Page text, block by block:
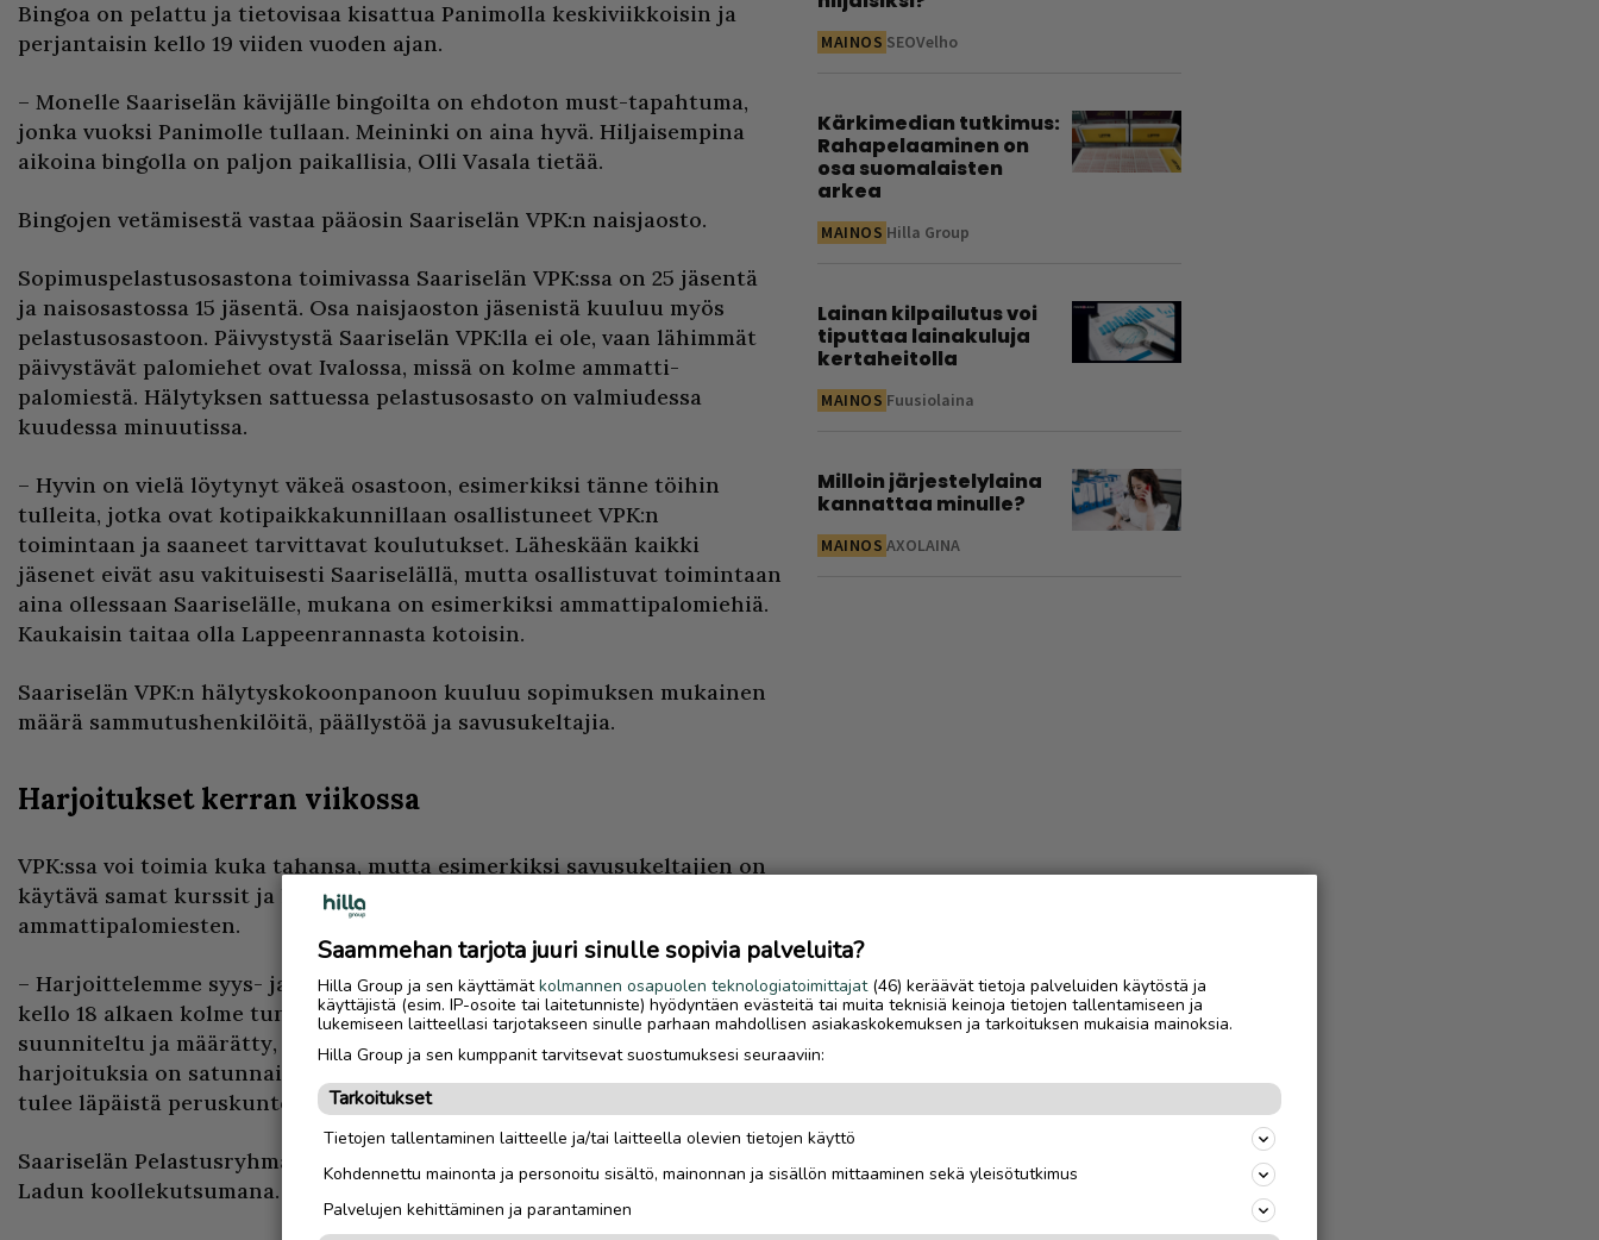
Bingoa on pelattu ja tietovisaa kisattua Panimolla keskiviikkoisin ja
perjantaisin kello 19 viiden vuoden ajan.
– Monelle Saariselän kävijälle bingoilta on ehdoton must-tapahtuma,
jonka vuoksi Panimolle tullaan. Meininki on aina hyvä. Hiljaisempina
aikoina bingolla on paljon paikallisia, Olli Vasala tietää.
Bingojen vetämisestä vastaa pääosin Saariselän VPK:n naisjaosto.
Sopimuspelastusosastona toimivassa Saariselän VPK:ssa on 25 jäsentä
ja naisosastossa 15 jäsentä. Osa naisjaoston jäsenistä kuuluu myös
pelastusosastoon. Päivystystä Saariselän VPK:lla ei ole, vaan lähimmät
päivystävät palomiehet ovat Ivalossa, missä on kolme ammatti-
palomiestä. Hälytyksen sattuessa pelastusosasto on valmiudessa
kuudessa minuutissa.
– Hyvin on vielä löytynyt väkeä osastoon, esimerkiksi tänne töihin
tulleita, jotka ovat kotipaikkakunnillaan osallistuneet VPK:n
toimintaan ja saaneet tarvittavat koulutukset. Läheskään kaikki
jäsenet eivät asu vakituisesti Saariselällä, mutta osallistuvat toimintaan
aina ollessaan Saariselälle, mukana on esimerkiksi ammattipalomiehiä.
Kaukaisin taitaa olla Lappeenrannasta kotoisin.
Saariselän VPK:n hälytyskokoonpanoon kuuluu sopimuksen mukainen
määrä sammutushenkilöitä, päällystöä ja savusukeltajia.
Harjoitukset kerran viikossa
VPK:ssa voi toimia kuka tahansa, mutta esimerkiksi savusukeltajien on
käytävä samat kurssit ja läpäistävä samat kuntotestit kuin
ammattipalomiesten.
– Harjoittelemme syys- ja kevätkausilla kerran viikossa maanantaisin
kello 18 alkaen kolme tuntia kerrallaan. Harjoitusten sisällöt on
suunniteltu ja määrätty, mitä meidän tulee harjoitella. Kesäaikana
harjoituksia on satunnaisesti. Jokaisen toiminnassa mukana olevan
tulee läpäistä peruskuntotestit, Olli Vasala kertoo.
Saariselän Pelastusryhmä aloitti toimintansa vuonna 1976 Suomen
Ladun koollekutsumana.
MAINOS SEOVelho
Kärkimedian tutkimus:
Rahapelaaminen on
osa suomalaisten
arkea
MAINOS Hilla Group
Lainan kilpailutus voi
tiputtaa lainakuluja
kertaheitolla
MAINOS Fuusiolaina
Milloin järjestelylaina
kannattaa minulle?
MAINOS AXOLAINA
Luetuimmat
talvisesonki oli yrittäjäparille
Saammehan tarjota juuri sinulle sopivia palveluita?
Hilla Group ja sen käyttämätkolmannen osapuolen teknologiatoimittajat(46) keräävät tietoja palveluiden käytöstä ja
käyttäjistä (esim. IP-osoite tai laitetunniste) hyödyntäen evästeitä tai muita teknisiä keinoja tietojen tallentamiseen ja
lukemiseen laitteellasi tarjotakseen sinulle parhaan mahdollisen asiakaskokemuksen ja tarkoituksen mukaisia mainoksia.
Hilla Group ja sen kumppanit tarvitsevat suostumuksesi seuraaviin:
Tarkoitukset
Tietojen tallentaminen laitteelle ja/tai laitteella olevien tietojen käyttö
Kohdennettu mainonta ja personoitu sisältö, mainonnan ja sisällön mittaaminen sekä yleisötutkimus
Palvelujen kehittäminen ja parantaminen